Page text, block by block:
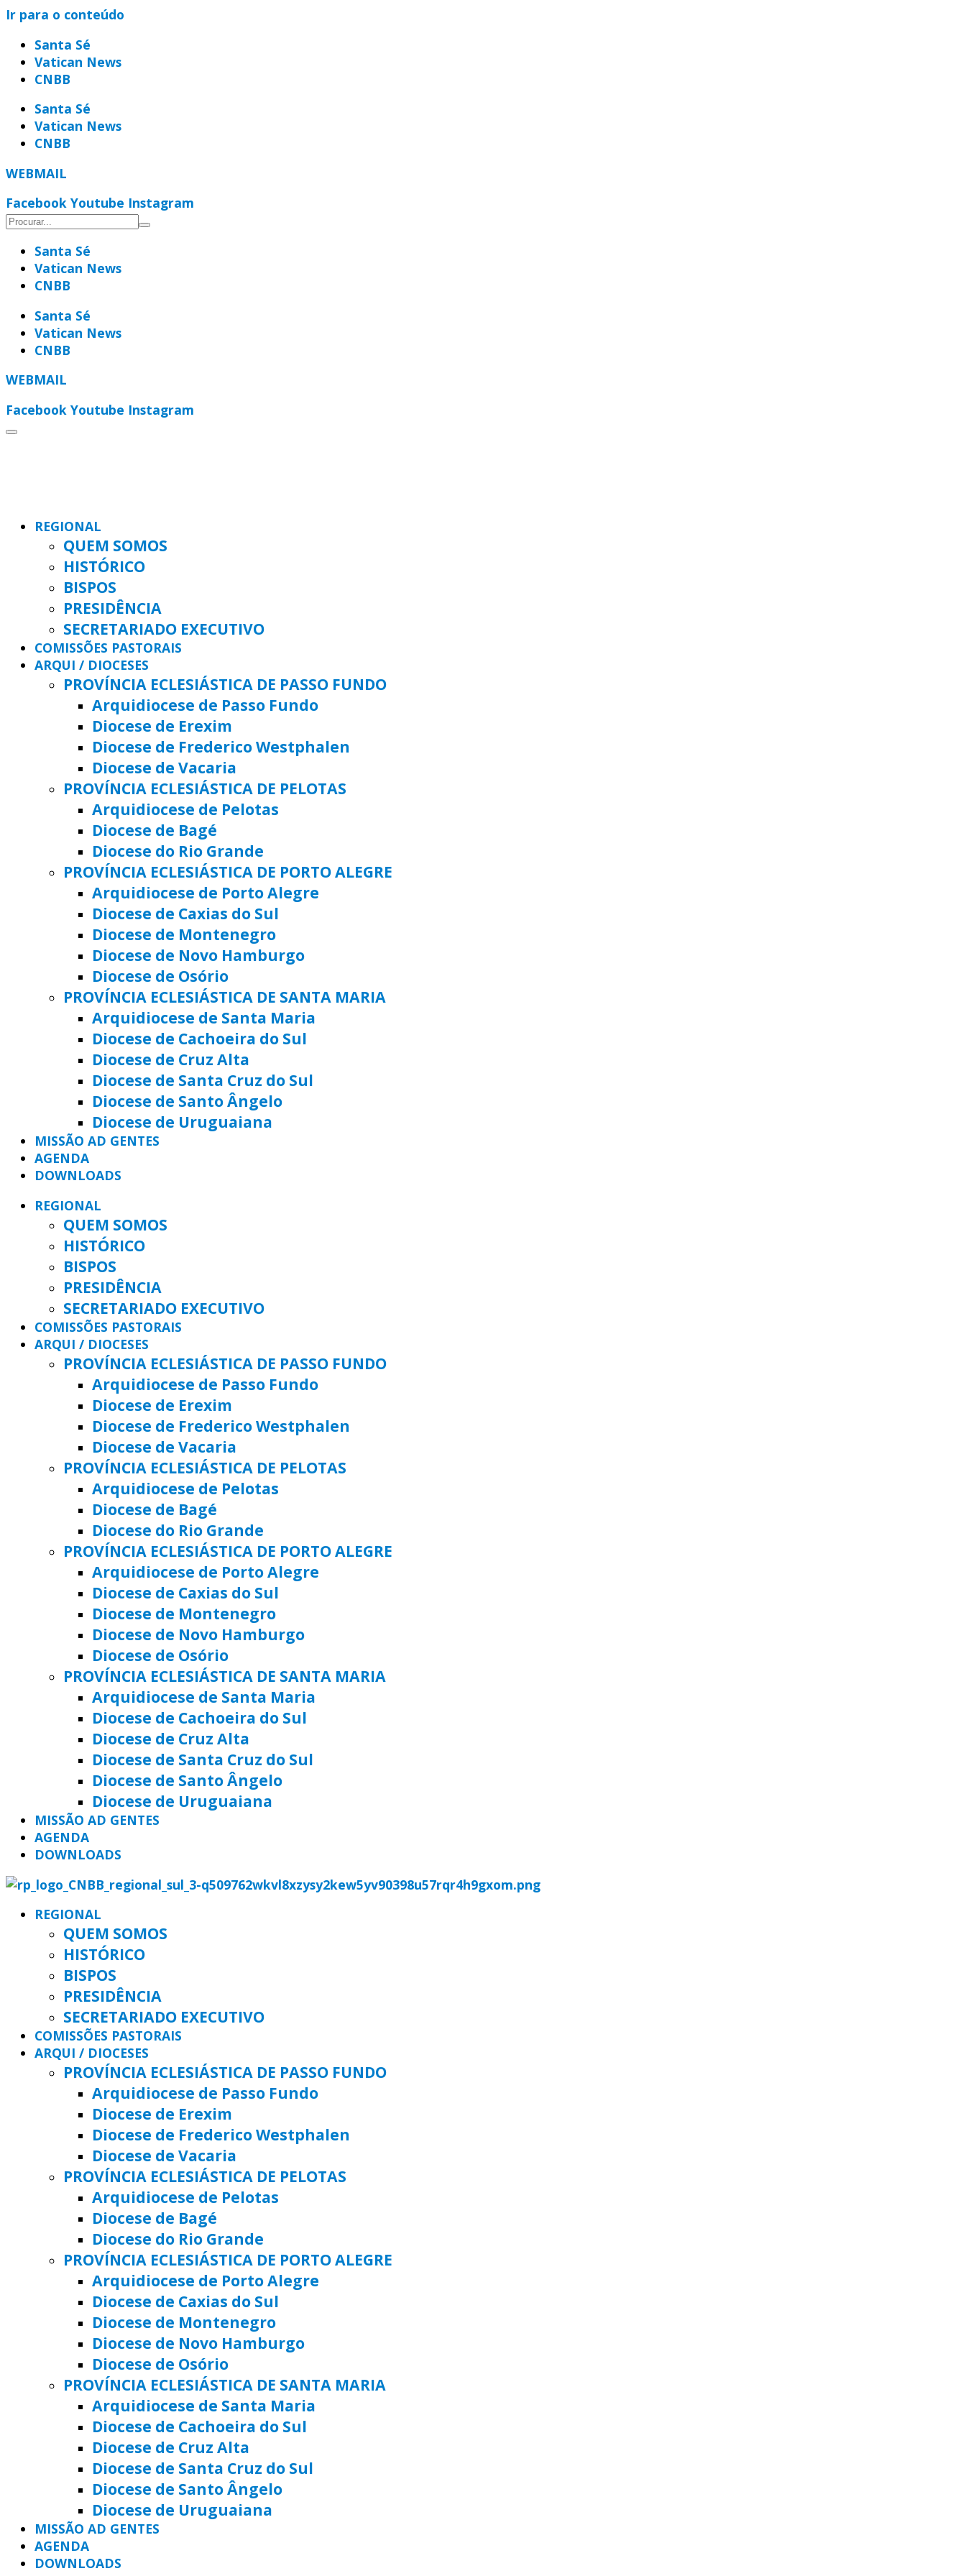
Ir para o conteúdo
Santa Sé
Vatican News
CNBB
Santa Sé
Vatican News
CNBB
WEBMAIL
Facebook Youtube Instagram
Santa Sé
Vatican News
CNBB
Santa Sé
Vatican News
CNBB
WEBMAIL
Facebook Youtube Instagram
REGIONAL
QUEM SOMOS
HISTÓRICO
BISPOS
PRESIDÊNCIA
SECRETARIADO EXECUTIVO
COMISSÕES PASTORAIS
ARQUI / DIOCESES
PROVÍNCIA ECLESIÁSTICA DE PASSO FUNDO
Arquidiocese de Passo Fundo
Diocese de Erexim
Diocese de Frederico Westphalen
Diocese de Vacaria
PROVÍNCIA ECLESIÁSTICA DE PELOTAS
Arquidiocese de Pelotas
Diocese de Bagé
Diocese do Rio Grande
PROVÍNCIA ECLESIÁSTICA DE PORTO ALEGRE
Arquidiocese de Porto Alegre
Diocese de Caxias do Sul
Diocese de Montenegro
Diocese de Novo Hamburgo
Diocese de Osório
PROVÍNCIA ECLESIÁSTICA DE SANTA MARIA
Arquidiocese de Santa Maria
Diocese de Cachoeira do Sul
Diocese de Cruz Alta
Diocese de Santa Cruz do Sul
Diocese de Santo Ângelo
Diocese de Uruguaiana
MISSÃO AD GENTES
AGENDA
DOWNLOADS
REGIONAL
QUEM SOMOS
HISTÓRICO
BISPOS
PRESIDÊNCIA
SECRETARIADO EXECUTIVO
COMISSÕES PASTORAIS
ARQUI / DIOCESES
PROVÍNCIA ECLESIÁSTICA DE PASSO FUNDO
Arquidiocese de Passo Fundo
Diocese de Erexim
Diocese de Frederico Westphalen
Diocese de Vacaria
PROVÍNCIA ECLESIÁSTICA DE PELOTAS
Arquidiocese de Pelotas
Diocese de Bagé
Diocese do Rio Grande
PROVÍNCIA ECLESIÁSTICA DE PORTO ALEGRE
Arquidiocese de Porto Alegre
Diocese de Caxias do Sul
Diocese de Montenegro
Diocese de Novo Hamburgo
Diocese de Osório
PROVÍNCIA ECLESIÁSTICA DE SANTA MARIA
Arquidiocese de Santa Maria
Diocese de Cachoeira do Sul
Diocese de Cruz Alta
Diocese de Santa Cruz do Sul
Diocese de Santo Ângelo
Diocese de Uruguaiana
MISSÃO AD GENTES
AGENDA
DOWNLOADS
REGIONAL
QUEM SOMOS
HISTÓRICO
BISPOS
PRESIDÊNCIA
SECRETARIADO EXECUTIVO
COMISSÕES PASTORAIS
ARQUI / DIOCESES
PROVÍNCIA ECLESIÁSTICA DE PASSO FUNDO
Arquidiocese de Passo Fundo
Diocese de Erexim
Diocese de Frederico Westphalen
Diocese de Vacaria
PROVÍNCIA ECLESIÁSTICA DE PELOTAS
Arquidiocese de Pelotas
Diocese de Bagé
Diocese do Rio Grande
PROVÍNCIA ECLESIÁSTICA DE PORTO ALEGRE
Arquidiocese de Porto Alegre
Diocese de Caxias do Sul
Diocese de Montenegro
Diocese de Novo Hamburgo
Diocese de Osório
PROVÍNCIA ECLESIÁSTICA DE SANTA MARIA
Arquidiocese de Santa Maria
Diocese de Cachoeira do Sul
Diocese de Cruz Alta
Diocese de Santa Cruz do Sul
Diocese de Santo Ângelo
Diocese de Uruguaiana
MISSÃO AD GENTES
AGENDA
DOWNLOADS